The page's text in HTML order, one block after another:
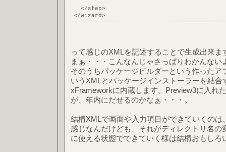
  </step>
</wizard>
って感じのXMLを記述することで生成出来ま
まぁ・・・こんなんじゃさっぱりわかんない
そのうちパッケージビルダーという作ったア
いうXMLとパッケージインストーラーを結合
xFrameworkに内蔵します。Preview3に入れ
が、年内にだせるのかなぁ・・・。
結構XMLで画面や入力項目ができていくの
感じなんだけども、それがディレクトリ名の
に使える状態でできていく様は結構おもしろ